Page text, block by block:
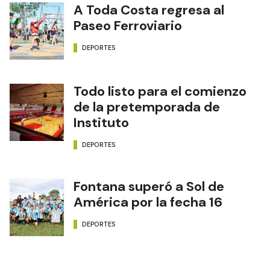
A Toda Costa regresa al
Paseo Ferroviario
DEPORTES
Todo listo para el comienzo
de la pretemporada de
Instituto
DEPORTES
Fontana superó a Sol de
América por la fecha 16
DEPORTES